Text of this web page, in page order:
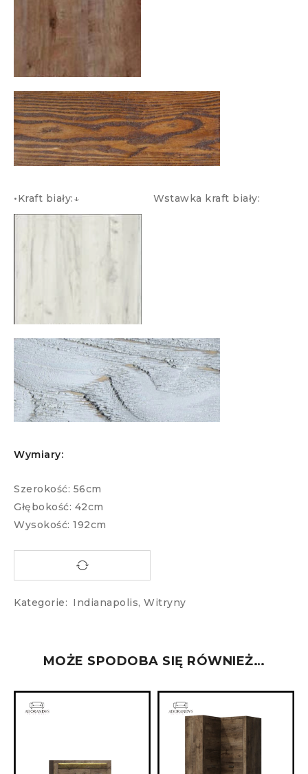
•Kraft biały:↓ Wstawka kraft biały:
Wymiary:
Szerokość: 56cm
Głębokość: 42cm
Wysokość: 192cm
Kategorie: Indianapolis, Witryny
MOŻE SPODOBA SIĘ RÓWNIEŻ…